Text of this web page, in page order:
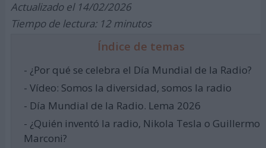
Actualizado el 14/02/2026
Tiempo de lectura: 12 minutos
Índice de temas
- ¿Por qué se celebra el Día Mundial de la Radio?
- Vídeo: Somos la diversidad, somos la radio
- Día Mundial de la Radio. Lema 2026
- ¿Quién inventó la radio, Nikola Tesla o Guillermo
Marconi?